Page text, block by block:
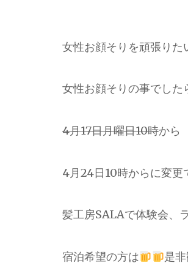
女性お顔そりを頑張り
女性お顔そりの事でした
4月17日月曜日10時から
4月24日10時からに変更
髪工房SALAで体験会、
宿泊希望の方は 是